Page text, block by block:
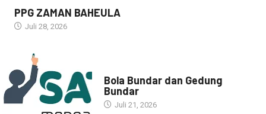
PPG ZAMAN BAHEULA
Juli 28, 2026
Bola Bundar dan Gedung
Bundar
Juli 21, 2026